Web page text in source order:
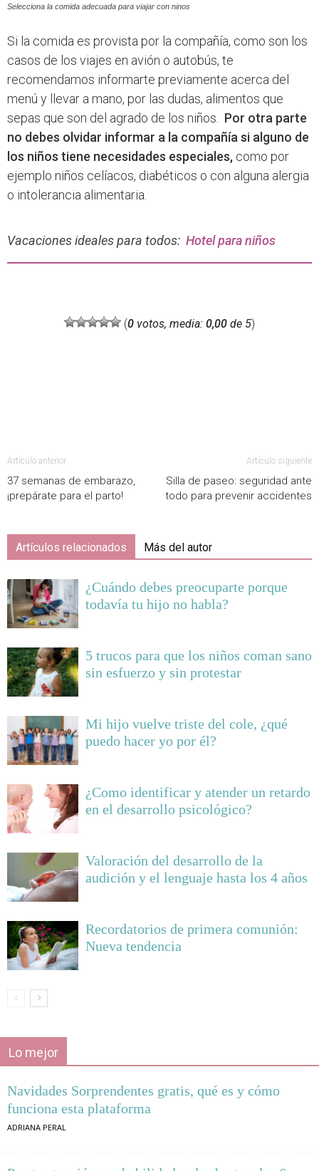
Selecciona la comida adecuada para viajar con ninos
Si la comida es provista por la compañía, como son los
casos de los viajes en avión o autobús, te
recomendamos informarte previamente acerca del
menú y llevar a mano, por las dudas, alimentos que
sepas que son del agrado de los niños.
Por otra parte
no debes olvidar informar a la compañía si alguno de
los niños tiene necesidades especiales, como por
ejemplo niños celíacos, diabéticos o con alguna alergia
o intolerancia alimentaria.
Vacaciones ideales para todos: Hotel para niños
(0 votos, media: 0,00 de 5)
Artículo anterior
37 semanas de embarazo,
¡prepárate para el parto!
Artículo siguiente
Silla de paseo: seguridad ante
todo para prevenir accidentes
Artículos relacionados Más del autor
¿Cuándo debes preocuparte porque
todavía tu hijo no habla?
5 trucos para que los niños coman sano
sin esfuerzo y sin protestar
Mi hijo vuelve triste del cole, ¿qué
puedo hacer yo por él?
¿Como identificar y atender un retardo
en el desarrollo psicológico?
Valoración del desarrollo de la
audición y el lenguaje hasta los 4 años
Recordatorios de primera comunión:
Nueva tendencia
Lo mejor
Navidades Sorprendentes gratis, qué es y cómo
funciona esta plataforma
ADRIANA PERAL